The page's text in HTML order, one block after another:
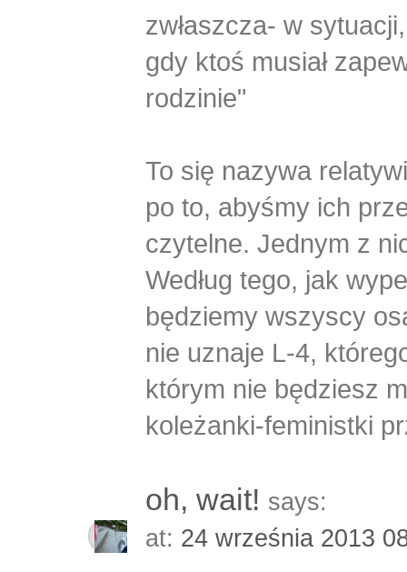
zwłaszcza- w sytuacji,
gdy ktoś musiał
rodzinie"
To się nazywa
po to, abyśmy ich
czytelne. Jednym z
Według tego, jak
będziemy wszyscy
nie uznaje L-4,
którym nie będziesz
koleżanki-feministki
oh, wait! says:
at: 24 września 2013